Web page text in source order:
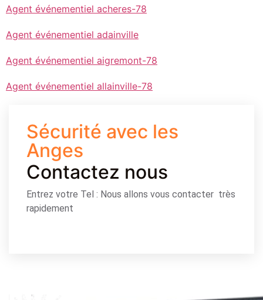
Agent événementiel acheres-78
Agent événementiel adainville
Agent événementiel aigremont-78
Agent événementiel allainville-78
Sécurité avec les
Anges
Contactez nous
Entrez votre Tel : Nous allons vous contacter très
rapidement